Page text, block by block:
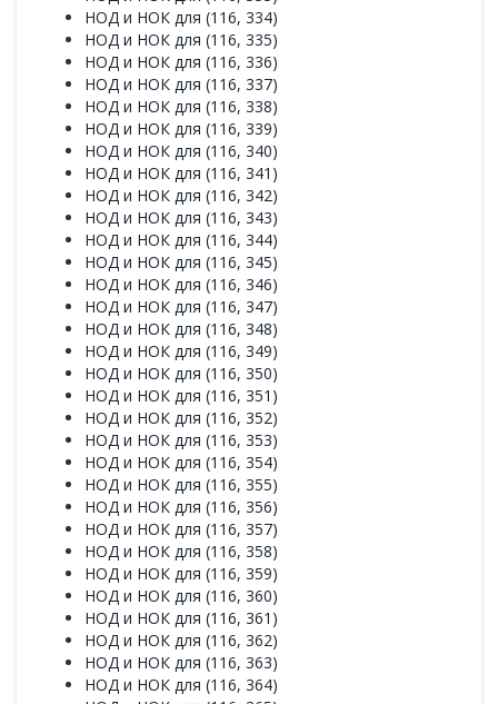
НОД и НОК для (116, 334)
НОД и НОК для (116, 335)
НОД и НОК для (116, 336)
НОД и НОК для (116, 337)
НОД и НОК для (116, 338)
НОД и НОК для (116, 339)
НОД и НОК для (116, 340)
НОД и НОК для (116, 341)
НОД и НОК для (116, 342)
НОД и НОК для (116, 343)
НОД и НОК для (116, 344)
НОД и НОК для (116, 345)
НОД и НОК для (116, 346)
НОД и НОК для (116, 347)
НОД и НОК для (116, 348)
НОД и НОК для (116, 349)
НОД и НОК для (116, 350)
НОД и НОК для (116, 351)
НОД и НОК для (116, 352)
НОД и НОК для (116, 353)
НОД и НОК для (116, 354)
НОД и НОК для (116, 355)
НОД и НОК для (116, 356)
НОД и НОК для (116, 357)
НОД и НОК для (116, 358)
НОД и НОК для (116, 359)
НОД и НОК для (116, 360)
НОД и НОК для (116, 361)
НОД и НОК для (116, 362)
НОД и НОК для (116, 363)
НОД и НОК для (116, 364)